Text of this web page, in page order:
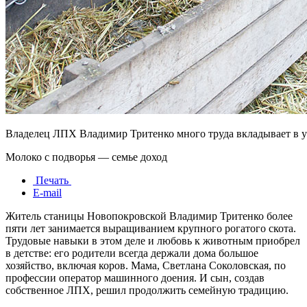
Владелец ЛПХ Владимир Тритенко много труда вкладывает в
Молоко с подворья — семье доход
Печать
E-mail
Житель станицы Новопокровской Владимир Тритенко более
пяти лет занимается выращиванием крупного рогатого скота.
Трудовые навыки в этом деле и любовь к животным приобрел
в детстве: его родители всегда держали дома большое
хозяйство, включая коров. Мама, Светлана Соколовская, по
профессии оператор машинного доения. И сын, создав
собственное ЛПХ, решил продолжить семейную традицию.